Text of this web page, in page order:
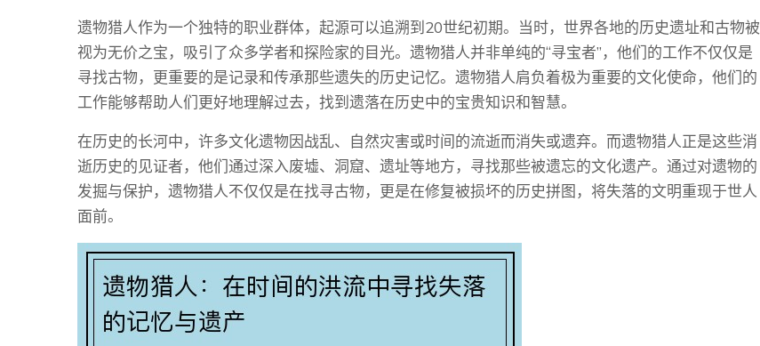
遗物猎人作为一个独特的职业群体，起源可以追溯到20世纪初期。当时，世界各地的历史遗址和古物被
视为无价之宝，吸引了众多学者和探险家的目光。遗物猎人并非单纯的“寻宝者”，他们的工作不仅仅是
寻找古物，更重要的是记录和传承那些遗失的历史记忆。遗物猎人肩负着极为重要的文化使命，他们的
工作能够帮助人们更好地理解过去，找到遗落在历史中的宝贵知识和智慧。
在历史的长河中，许多文化遗物因战乱、自然灾害或时间的流逝而消失或遗弃。而遗物猎人正是这些消
逝历史的见证者，他们通过深入废墟、洞窟、遗址等地方，寻找那些被遗忘的文化遗产。通过对遗物的
发掘与保护，遗物猎人不仅仅是在找寻古物，更是在修复被损坏的历史拼图，将失落的文明重现于世人
面前。